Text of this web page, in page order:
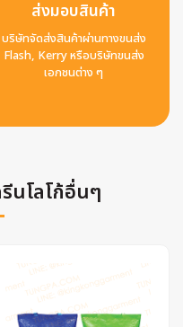
ส่งมอบสินค้า
บริษัทจัดส่งสินค้าผ่านทางขนส่ง
Flash, Kerry หรือบริษัทขนส่ง
เอกชนต่าง ๆ
นโลโก้อื่นๆ